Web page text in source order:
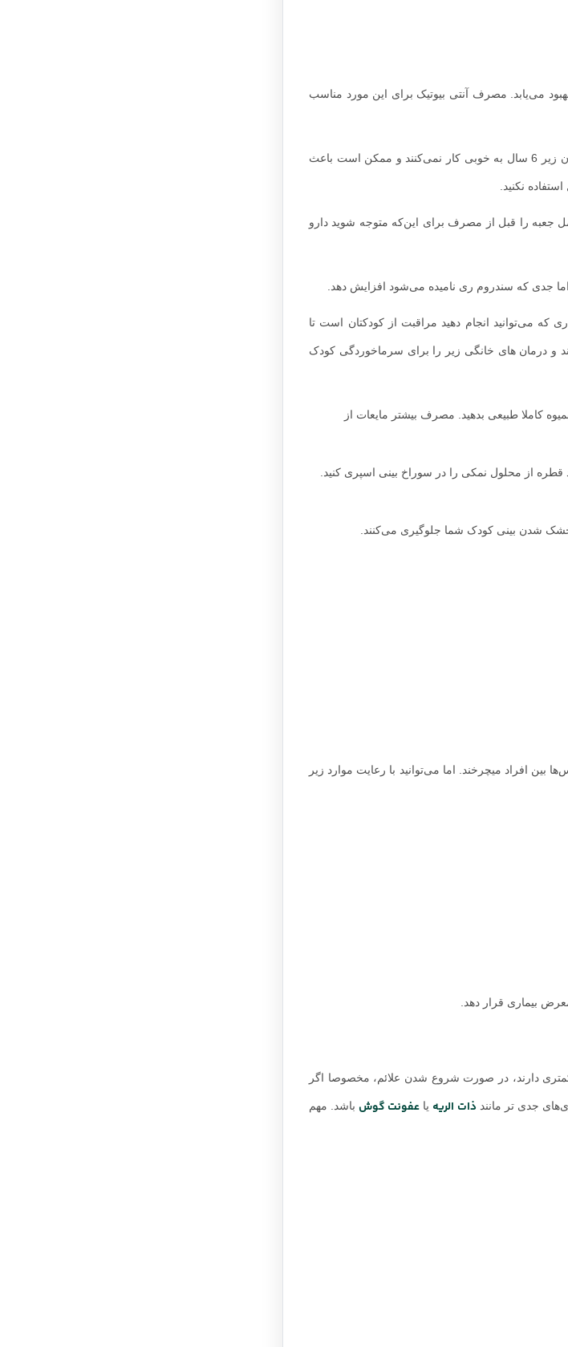
می‌یابد. مصرف آنتی بیوتیک برای این مورد مناسب
توجه کنید به کودکان خردسال خود داروهای سرماخوردگی بدون نسخه ندهید. این داروها برای کودکان زیر 6 سال به خوبی کار نمی‌کنند و ممکن است باعث
کنید. دستورالعمل جعبه را قبل از مصرف برای این‌که متوجه شوید دارو
اما جدی که سندروم ری نامیده می‌شود افزایش دهد.
می‌توانید انجام دهید مراقبت از کودکتان است تا
و درمان‌ های خانگی زیر را برای سرماخوردگی کودک
بالای 6 ماه می‌توانید آب و آبمیوه کاملا طبیعی بدهید. مصرف بیشتر مایعات از
از محلول نمکی را در سوراخ بینی اسپری کنید.
خشک شدن بینی کودک شما جلوگیری می‌کنند.
افراد میچرخند. اما می‌توانید با رعایت موارد زیر
بیماری قرار دهد.
دارند، در صورت شروع شدن علائم، مخصوصا اگر
جدی تر مانند ذات الریه یا عفونت گوش باشد. مهم